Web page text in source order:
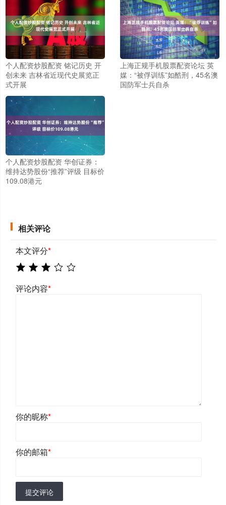
个人配资炒股配资 铭记历史 开
创未来 吉林省近现代史展览正
式开展
上海正规手机股票配资论坛 英
媒：“被俘训练”如酷刑，45名澳
国防军士兵自杀
个人配资炒股配资 华创证券：
维持达势股份“推荐”评级 目标价
109.08港元
相关评论
本文评分*
评论内容*
你的昵称*
你的邮箱*
提交评论